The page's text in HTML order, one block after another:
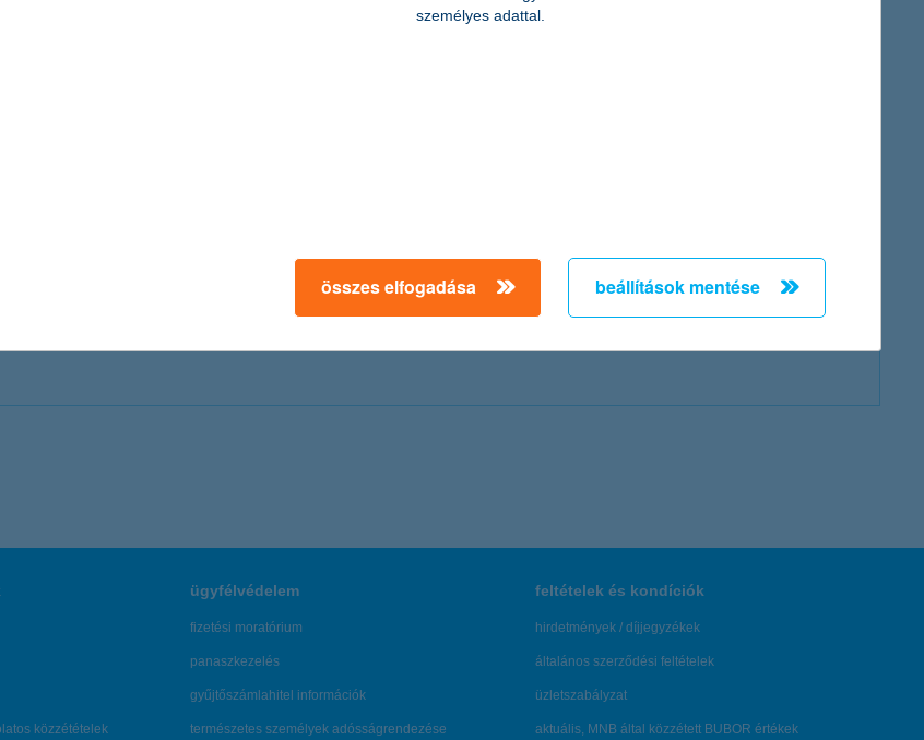
akadtak olyan negyedévek is - például 2017 végén, illetve 2022 és 2023 második negyedévében -, amikor mindössze 2-
közzétételek
ügyfélvédelem
fizetési moratórium
panaszkezelés
gyűjtőszámlahitel információk
természetes személyek adósságrendezése
feltételek és kondíciók
hirdetmények / díjjegyzékek
általános szerződési feltételek
üzletszabályzat
aktuális, MNB által közzétett BUBOR értékek
személyes adattal.
összes elfogadása beállítások mentése